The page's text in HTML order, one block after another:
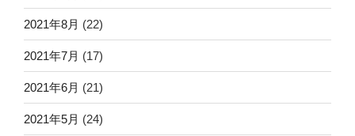
2021年8月 (22)
2021年7月 (17)
2021年6月 (21)
2021年5月 (24)